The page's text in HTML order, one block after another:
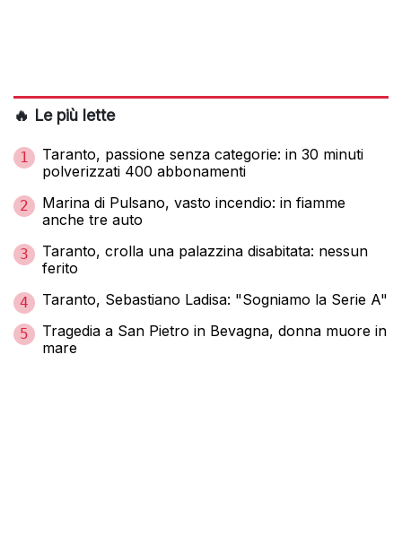
🔥 Le più lette
1
Taranto, passione senza categorie: in 30 minuti
polverizzati 400 abbonamenti
2
Marina di Pulsano, vasto incendio: in fiamme
anche tre auto
3
Taranto, crolla una palazzina disabitata: nessun
ferito
4 Taranto, Sebastiano Ladisa: "Sogniamo la Serie A"
5
Tragedia a San Pietro in Bevagna, donna muore in
mare